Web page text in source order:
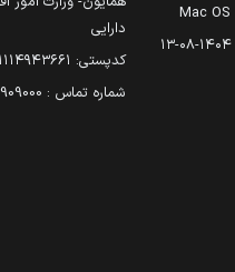
Mac OS
۱۴۰۴-۰۸-۱۳
دارایی
کدپستی: ۱۱۱۴۹۴۳۶۶۱
شماره تماس : 39909000